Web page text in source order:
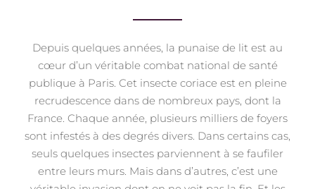
Depuis quelques années, la punaise de lit est au
cœur d’un véritable combat national de santé
publique à Paris. Cet insecte coriace est en pleine
recrudescence dans de nombreux pays, dont la
France. Chaque année, plusieurs milliers de foyers
sont infestés à des degrés divers. Dans certains cas,
seuls quelques insectes parviennent à se faufiler
entre leurs murs. Mais dans d’autres, c’est une